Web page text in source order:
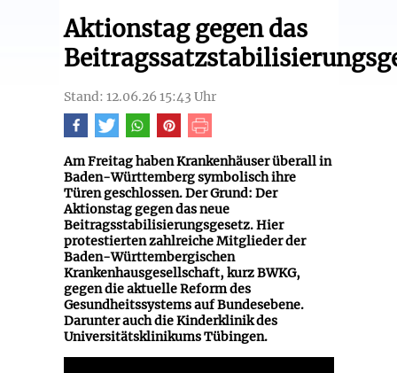
Aktionstag gegen das
Stand: 12.06.26 15:43 Uhr
Am Freitag haben Krankenhäuser überall in
Baden-Württemberg symbolisch ihre
Türen geschlossen. Der Grund: Der
Aktionstag gegen das neue
Beitragsstabilisierungsgesetz. Hier
protestierten zahlreiche Mitglieder der
Baden-Württembergischen
Krankenhausgesellschaft, kurz BWKG,
gegen die aktuelle Reform des
Gesundheitssystems auf Bundesebene.
Darunter auch die Kinderklinik des
Universitätsklinikums Tübingen.